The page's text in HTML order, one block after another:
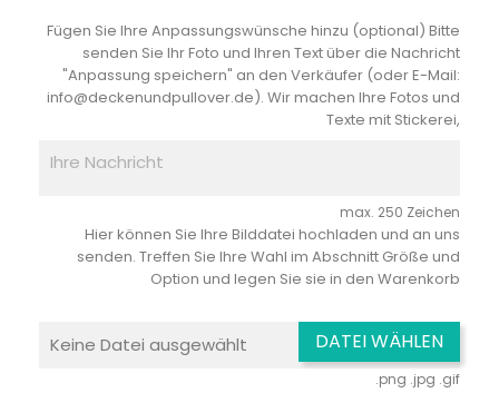
Fügen Sie Ihre Anpassungswünsche hinzu (optional) Bitte
senden Sie Ihr Foto und Ihren Text über die Nachricht
"Anpassung speichern" an den Verkäufer (oder E-Mail:
info@deckenundpullover.de). Wir machen Ihre Fotos und
Texte mit Stickerei,
max. 250 Zeichen
Hier können Sie Ihre Bilddatei hochladen und an uns
senden. Treffen Sie Ihre Wahl im Abschnitt Größe und
Option und legen Sie sie in den Warenkorb
Keine Datei ausgewählt DATEI WÄHLEN
.png .jpg .gif